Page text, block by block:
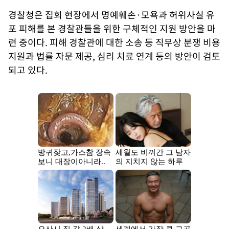
경찰청은 집회 현장에서 명예훼손·모욕과 허위사실 유
포 피해를 본 경찰관들을 위한 구체적인 지원 방안을 마
련 중이다. 피해 경찰관에 대한 소송 등 직무상 분쟁 비용
지원과 법률 자문 제공, 심리 치료 연계 등의 방안이 검토
되고 있다.